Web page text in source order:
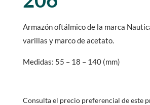
Armazón oftálmico de la marca
varillas y marco de acetato.
Medidas: 55 – 18 – 140 (mm)
Consulta el precio preferencial de este